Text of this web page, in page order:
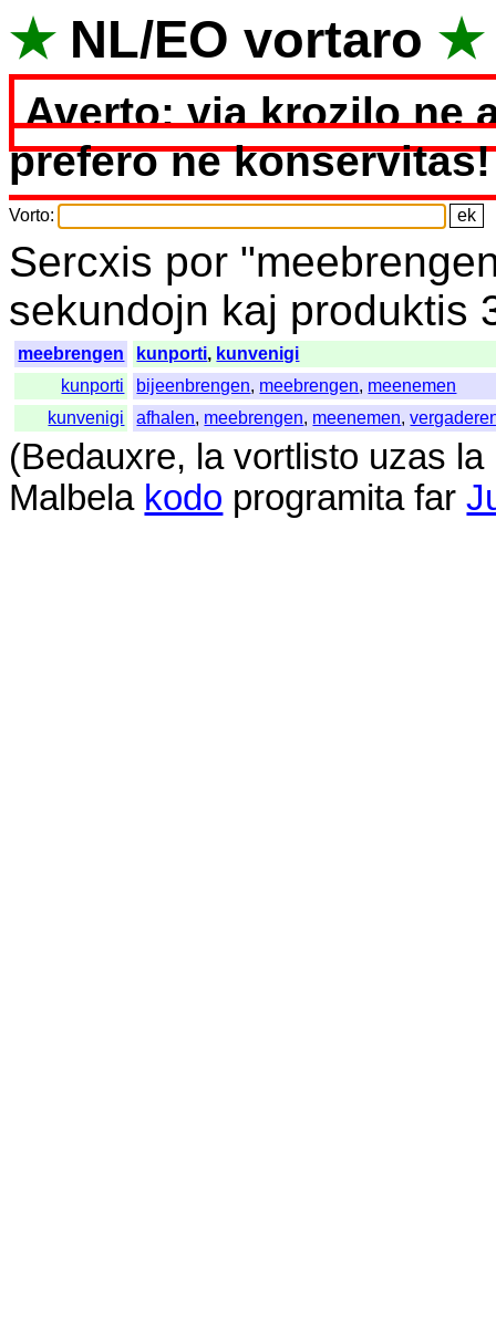
★ NL/EO vortaro ★
Averto: via krozilo ne
prefero ne konservitas!
Vorto:
Sercxis por "
sekundojn kaj produktis
meebrengen kunporti, kunvenigi
kunporti
bijeenbrengen, meebrengen, meenemen
kunvenigi
afhalen, meebrengen, meenemen,
(Bedauxre, la vortlisto uzas la
Malbela kodo programita far